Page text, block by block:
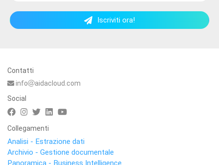
Iscriviti ora!
Contatti
info
aidacloud.com
Social
Collegamenti
Analisi - Estrazione dati
Archivio - Gestione documentale
Panoramica - Business Intelligence